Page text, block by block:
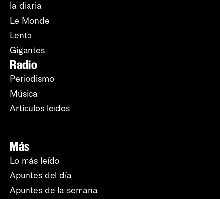
la diaria
Le Monde
Lento
Gigantes
Radio
Periodismo
Música
Artículos leídos
Más
Lo más leído
Apuntes del día
Apuntes de la semana